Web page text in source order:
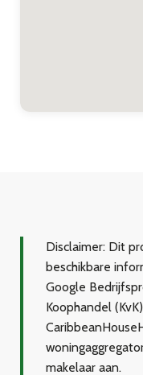
Disclaimer: Dit
beschikbare
Google
Koophandel
makelaar aan.